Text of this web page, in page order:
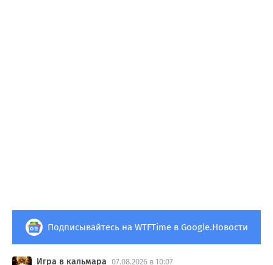
Подписывайтесь на WTFTime в Google.Новости
Игра в кальмара 07.08.2026 в 10:07